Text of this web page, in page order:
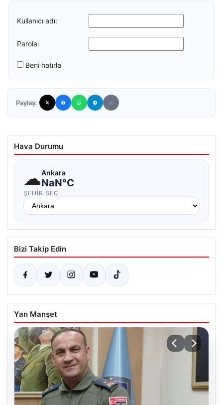
Kullanıcı adı:
Parola:
Beni hatırla
Paylaş:
Hava Durumu
☁Ankara
NaN°C
ŞEHIR SEÇ
Bizi Takip Edin
Yan Manşet